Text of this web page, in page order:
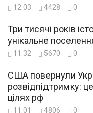
12:03 4428 0
Три тисячі років
унікальне
11:32 5670 0
США повернули
розвідпідтримку:
цілях рф
11:01 4806 0